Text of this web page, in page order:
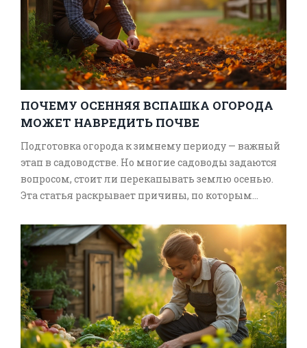
ПОЧЕМУ ОСЕННЯЯ ВСПАШКА ОГОРОДА
МОЖЕТ НАВРЕДИТЬ ПОЧВЕ
Подготовка огорода к зимнему периоду — важный
этап в садоводстве. Но многие садоводы задаются
вопросом, стоит ли перекапывать землю осенью.
Эта статья раскрывает причины, по которым
предложит альтернативные методы ухода за
вашим участком. Узнайте, как сохранить
питательные вещества в земле, минимизировать
эрозию и подготовить ваш огород к зимовке без
тяжелых трудозатрат.